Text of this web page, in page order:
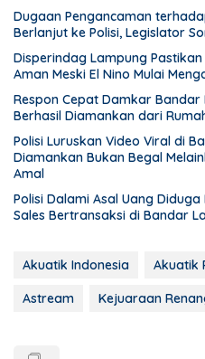
Dugaan Pengancaman
Berlanjut ke Polisi, Legislator
Disperindag Lampung
Aman Meski El Nino Mulai
Respon Cepat Damkar Bandar
Berhasil Diamankan dari
Polisi Luruskan Video Viral di
Diamankan Bukan Begal
Amal
Polisi Dalami Asal Uang
Sales Bertransaksi di Bandar
Akuatik Indonesia Akuatik
Astream Kejuaraan